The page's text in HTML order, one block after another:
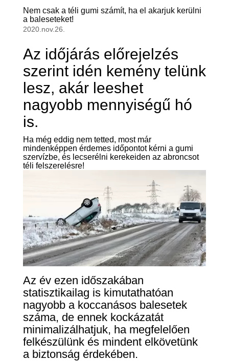
Nem csak a téli gumi számít, ha el akarjuk kerülni
a baleseteket!
2020.nov.26.
Az időjárás előrejelzés
szerint idén kemény telünk
lesz, akár leeshet
nagyobb mennyiségű hó
is.
Ha még eddig nem tetted, most már
mindenképpen érdemes időpontot kérni a gumi
szervízbe, és lecserélni kerekeiden az abroncsot
téli felszerelésre!
Az év ezen időszakában
statisztikailag is kimutathatóan
nagyobb a koccanásos balesetek
száma, de ennek kockázatát
minimalizálhatjuk, ha megfelelően
felkészülünk és mindent elkövetünk
a biztonság érdekében.